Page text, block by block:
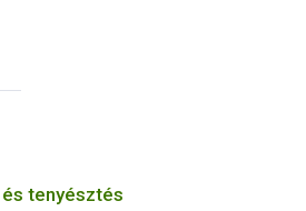
tenyésztés